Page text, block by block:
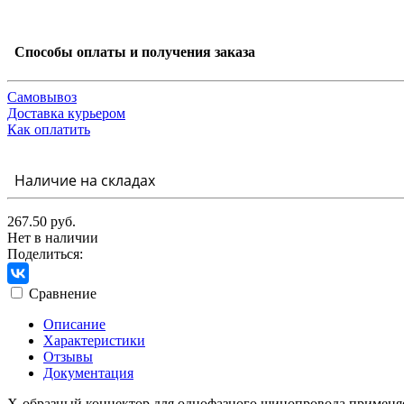
Способы оплаты и получения заказа
Самовывоз
Доставка курьером
Как оплатить
Наличие на складах
267.50 руб.
Нет в наличии
Поделиться:
Сравнение
Описание
Характеристики
Отзывы
Документация